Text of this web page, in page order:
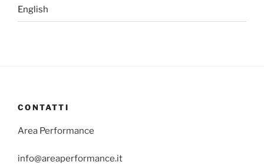
English
CONTATTI
Area Performance
info@areaperformance.it